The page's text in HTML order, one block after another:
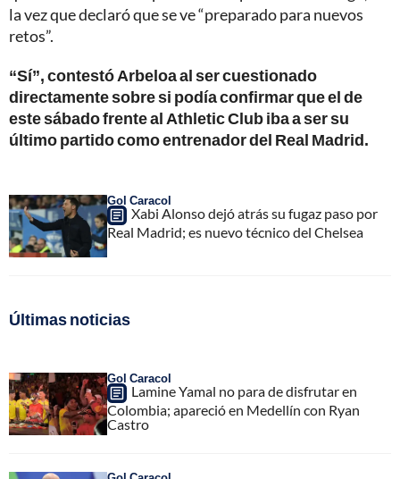
la vez que declaró que se ve “preparado para nuevos
retos”.
“Sí”, contestó Arbeloa al ser cuestionado
directamente sobre si podía confirmar que el de
este sábado frente al Athletic Club iba a ser su
último partido como entrenador del Real Madrid.
Gol Caracol
Xabi Alonso dejó atrás su fugaz paso por
Real Madrid; es nuevo técnico del Chelsea
Últimas noticias
Gol Caracol
Lamine Yamal no para de disfrutar en
Colombia; apareció en Medellín con Ryan
Castro